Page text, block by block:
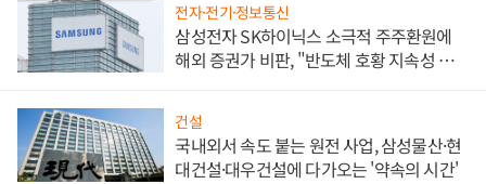
전자·전기·정보통신
삼성전자 SK하이닉스 소극적 주주환원에
해외 증권가 비판, "반도체 호황 지속성 의
건설
국내외서 속도 붙는 원전 사업, 삼성물산·현
대건설·대우건설에 다가오는 '약속의 시간'